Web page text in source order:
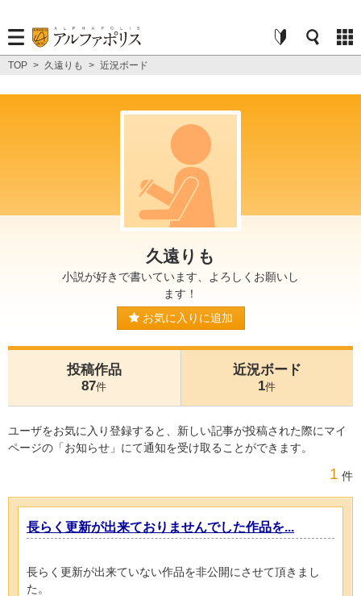
TOP > 久遠りも > 近況ボード
久遠りも
小説が好きで書いています、よろしくお願いし
ます！
お気に入りに追加
投稿作品
87件
近況ボード
1件
ユーザをお気に入り登録すると、新しい記事が投稿された際にマイ
ページの「お知らせ」にて通知を受け取ることができます。
1 件
長らく更新が出来ておりませんでした作品を...
長らく更新が出来ていない作品を非公開にさせて頂きまし
た。